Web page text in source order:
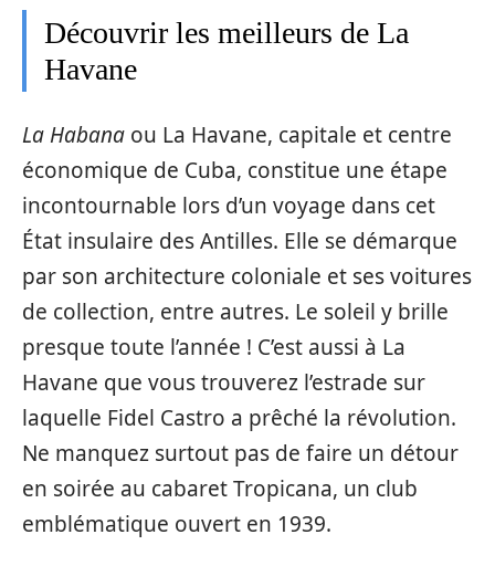
Découvrir les meilleurs de La
Havane
La Habana ou La Havane, capitale et centre
économique de Cuba, constitue une étape
incontournable lors d’un voyage dans cet
État insulaire des Antilles. Elle se démarque
par son architecture coloniale et ses voitures
de collection, entre autres. Le soleil y brille
presque toute l’année ! C’est aussi à La
Havane que vous trouverez l’estrade sur
laquelle Fidel Castro a prêché la révolution.
Ne manquez surtout pas de faire un détour
en soirée au cabaret Tropicana, un club
emblématique ouvert en 1939.